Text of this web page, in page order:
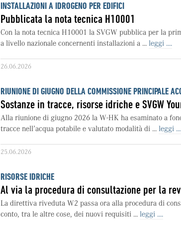
INSTALLAZIONI A IDROGENO PER EDIFICI
Pubblicata la nota tecnica H10001
Con la nota tecnica H10001 la SVGW pubblica per la
a livello nazionale concernenti installazioni a ... leggi ....
26.06.2026
RIUNIONE DI GIUGNO DELLA COMMISSIONE PRINCIPALE
Sostanze in tracce, risorse idriche e SVGW
Alla riunione di giugno 2026 la W-HK ha esaminato a
tracce nell’acqua potabile e valutato modalità di ... leggi ....
25.06.2026
RISORSE IDRICHE
Al via la procedura di consultazione per la
La direttiva riveduta W2 passa ora alla procedura di
conto, tra le altre cose, dei nuovi requisiti ... leggi ....